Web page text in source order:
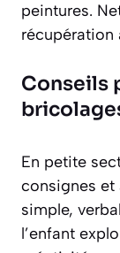
peintures.
récupération
Conseils
En petite
consignes et
simple,
l’enfant